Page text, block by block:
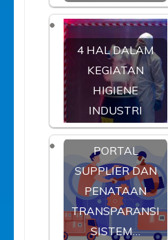
4 HAL DALAM
KEGIATAN
HIGIENE
INDUSTRI
PORTAL
SUPPLIER DAN
PENATAAN
TRANSPARANSI
SISTEM…